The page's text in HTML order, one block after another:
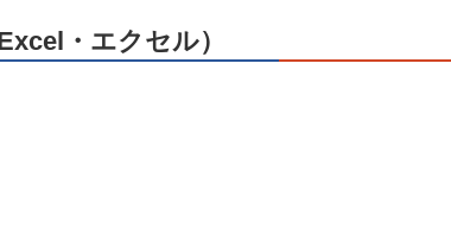
・エクセル）